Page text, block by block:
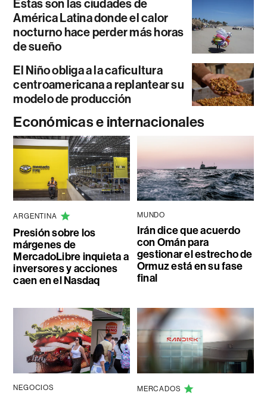
Estas son las ciudades de
América Latina donde el calor
nocturno hace perder más horas
de sueño
El Niño obliga a la caficultura
centroamericana a replantear su
modelo de producción
Económicas e internacionales
ARGENTINA
Presión sobre los
márgenes de
MercadoLibre inquieta a
inversores y acciones
caen en el Nasdaq
MUNDO
Irán dice que acuerdo
con Omán para
gestionar el estrecho de
Ormuz está en su fase
final
NEGOCIOS MERCADOS